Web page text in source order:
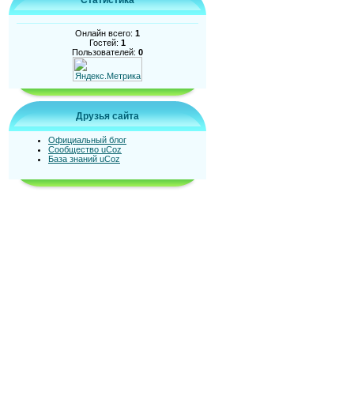
Онлайн всего: 1
Гостей: 1
Пользователей: 0
Друзья сайта
Официальный блог
Сообщество uCoz
База знаний uCoz